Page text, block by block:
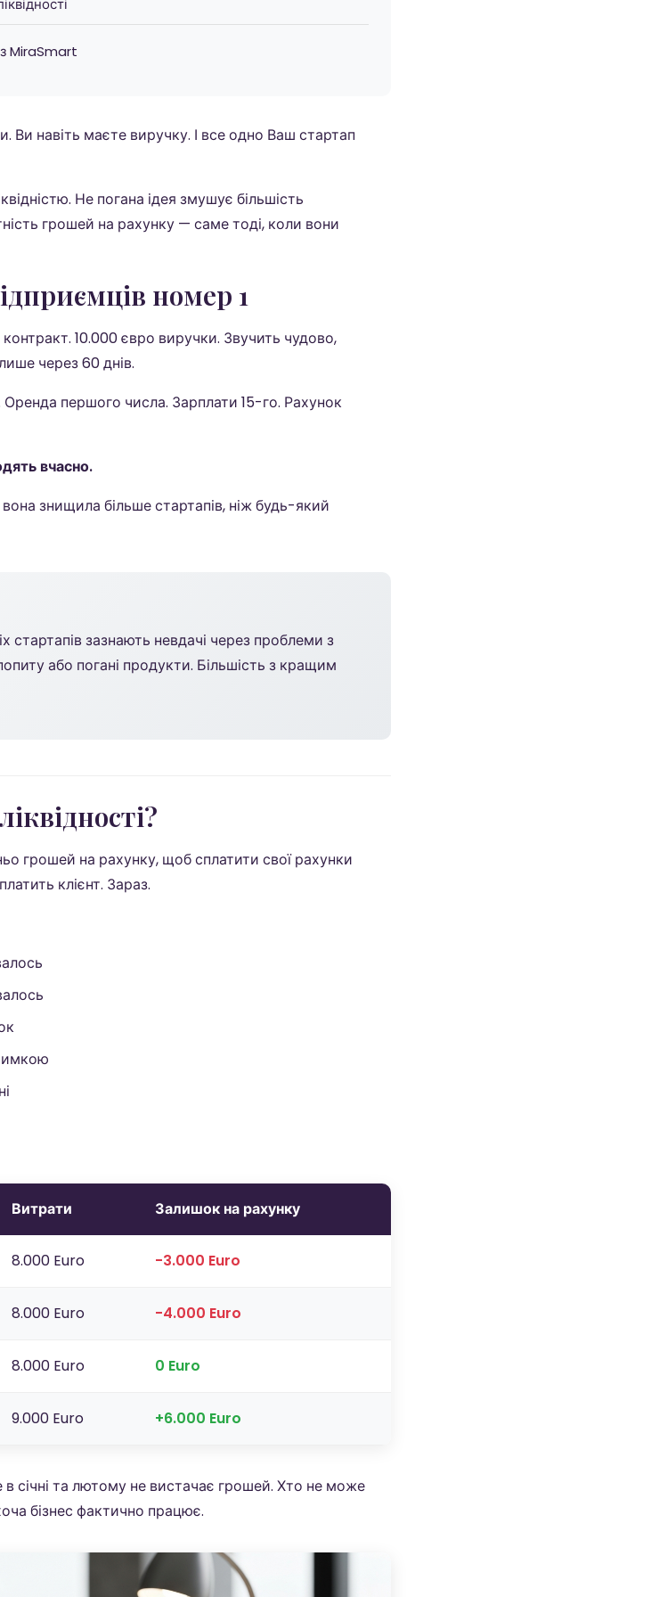
з MiraSmart
Ви навіть маєте виручку. І все одно Ваш стартап
Не погана ідея змушує більшість
грошей на рахунку — саме тоді, коли вони
номер 1
10.000 євро виручки. Звучить чудово,
через 60 днів.
першого числа. Зарплати 15-го. Рахунок
вчасно.
знищила більше стартапів, ніж будь-який
стартапів зазнають невдачі через проблеми з
або погані продукти. Більшість з кращим
грошей на рахунку, щоб сплатити свої рахунки
клієнт. Зараз.
Витрати Залишок на рахунку
8.000 Euro -3.000 Euro
8.000 Euro -4.000 Euro
8.000 Euro 0 Euro
9.000 Euro +6.000 Euro
січні та лютому не вистачає грошей. Хто не може
бізнес фактично працює.